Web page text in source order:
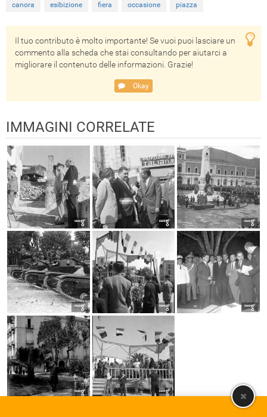
canora esibizione fiera occasione piazza
Il tuo contributo è molto importante! Se vuoi puoi lasciare un
commento alla scheda che stai consultando per aiutarci a
migliorare il contenuto delle informazioni. Grazie!
Okay
IMMAGINI CORRELATE